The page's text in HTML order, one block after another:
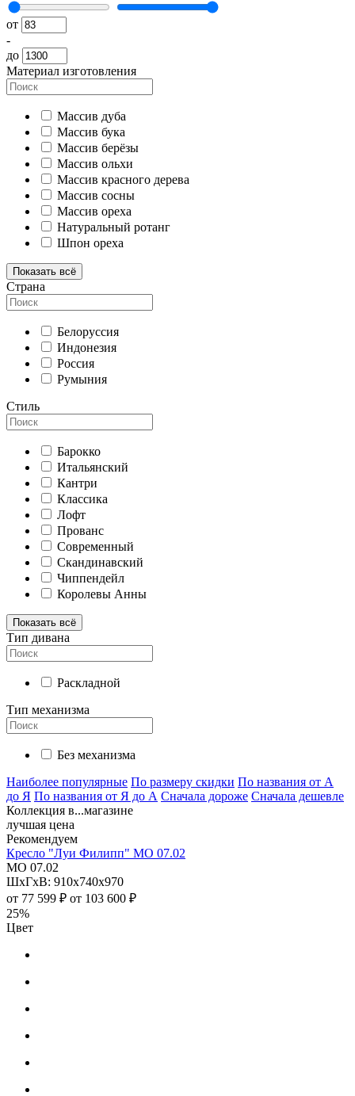
от
-
до
Материал изготовления
Массив дуба
Массив бука
Массив берёзы
Массив ольхи
Массив красного дерева
Массив сосны
Массив ореха
Натуральный ротанг
Шпон ореха
Показать всё
Страна
Белоруссия
Индонезия
Россия
Румыния
Стиль
Барокко
Итальянский
Кантри
Классика
Лофт
Прованс
Современный
Скандинавский
Чиппендейл
Королевы Анны
Показать всё
Тип дивана
Раскладной
Тип механизма
Без механизма
Наиболее популярные По размеру скидки По названия от А
до Я По названия от Я до А Сначала дороже Сначала дешевле
Коллекция в...магазине
лучшая цена
Рекомендуем
Кресло "Луи Филипп" МО 07.02
МО 07.02
ШхГхВ: 910х740х970
от 77 599 ₽ от 103 600 ₽
25%
Цвет